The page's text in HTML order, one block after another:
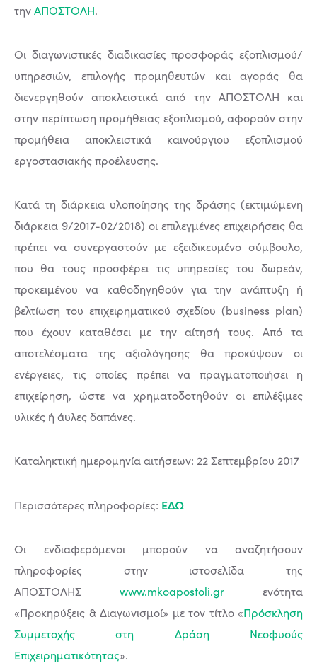
τηνΑΠΟΣΤΟΛΗ.
Οι διαγωνιστικές διαδικασίες προσφοράς εξοπλισμού/
υπηρεσιών, επιλογής προμηθευτών και αγοράς θα
διενεργηθούν αποκλειστικά από την ΑΠΟΣΤΟΛΗ και
στην περίπτωση προμήθειας εξοπλισμού, αφορούν στην
προμήθεια αποκλειστικά καινούργιου εξοπλισμού
εργοστασιακής προέλευσης.
Κατά τη διάρκεια υλοποίησης της δράσης (εκτιμώμενη
διάρκεια 9/2017-02/2018) οι επιλεγμένες επιχειρήσεις θα
πρέπει να συνεργαστούν με εξειδικευμένο σύμβουλο,
που θα τους προσφέρει τις υπηρεσίες του δωρεάν,
προκειμένου να καθοδηγηθούν για την ανάπτυξη ή
βελτίωση του επιχειρηματικού σχεδίου (business plan)
που έχουν καταθέσει με την αίτησή τους. Από τα
αποτελέσματα της αξιολόγησης θα προκύψουν οι
ενέργειες, τις οποίες πρέπει να πραγματοποιήσει η
επιχείρηση, ώστε να χρηματοδοτηθούν οι επιλέξιμες
υλικές ή άυλες δαπάνες.
Καταληκτική ημερομηνία αιτήσεων: 22 Σεπτεμβρίου 2017
Περισσότερες πληροφορίες: ΕΔΩ
Οι ενδιαφερόμενοι μπορούν να αναζητήσουν
πληροφορίες στην ιστοσελίδα της
ΑΠΟΣΤΟΛΗΣ www.mkoapostoli.gr ενότητα
«Προκηρύξεις & Διαγωνισμοί» με τον τίτλο «Πρόσκληση
Συμμετοχής στη Δράση Νεοφυούς
Επιχειρηματικότητας».